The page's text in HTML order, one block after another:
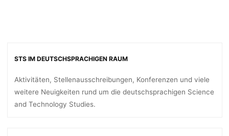
STS IM DEUTSCHSPRACHIGEN RAUM
Aktivitäten, Stellenausschreibungen, Konferenzen und viele
weitere Neuigkeiten rund um die deutschsprachigen Science
and Technology Studies.